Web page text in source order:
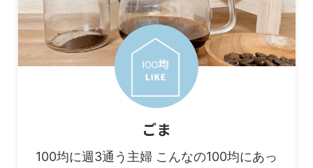
ごま
100均に週3通う主婦 こんなの100均にあっ